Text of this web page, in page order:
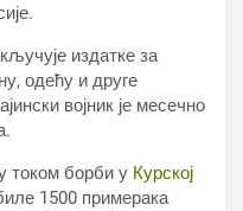
издатке за
одећу и друге
војник је месечно
током борби у Курској
1500 примерака